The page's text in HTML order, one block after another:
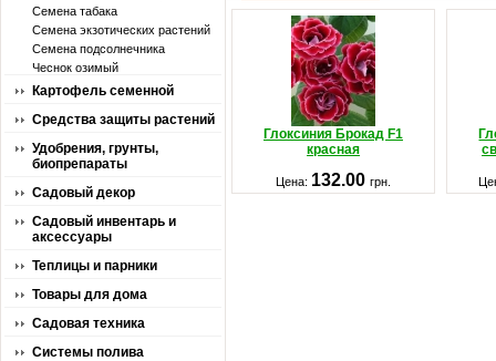
Семена табака
Семена экзотических растений
Семена подсолнечника
Чеснок озимый
Картофель семенной
Средства защиты растений
Удобрения, грунты,
биопрепараты
Садовый декор
Садовый инвентарь и
аксессуары
Теплицы и парники
Товары для дома
Садовая техника
Системы полива
Глоксиния Брокад F1
красная
Цена: 132.00 грн.